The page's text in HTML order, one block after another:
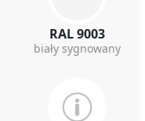
RAL 9003
biały sygnowany